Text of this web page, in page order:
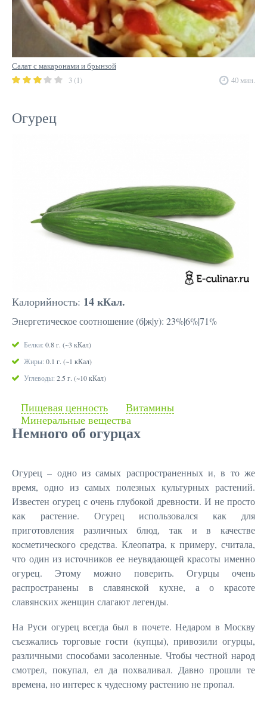
Салат с макаронами и брынзой
3 (1)
40 мин.
Огурец
Калорийность: 14 кКал.
Энергетическое соотношение (б|ж|у): 23%|6%|71%
Белки: 0.8 г. (~3 кКал)
Жиры: 0.1 г. (~1 кКал)
Углеводы: 2.5 г. (~10 кКал)
Пищевая ценность
Витамины
Минеральные вещества
Немного об огурцах
Огурец – одно из самых распространенных и, в то же
время, одно из самых полезных культурных растений.
Известен огурец с очень глубокой древности. И не просто
как растение. Огурец использовался как для
приготовления различных блюд, так и в качестве
косметического средства. Клеопатра, к примеру, считала,
что один из источников ее неувядающей красоты именно
огурец. Этому можно поверить. Огурцы очень
распространены в славянской кухне, а о красоте
славянских женщин слагают легенды.
На Руси огурец всегда был в почете. Недаром в Москву
съезжались торговые гости (купцы), привозили огурцы,
различными способами засоленные. Чтобы честной народ
смотрел, покупал, ел да похваливал. Давно прошли те
времена, но интерес к чудесному растению не пропал.